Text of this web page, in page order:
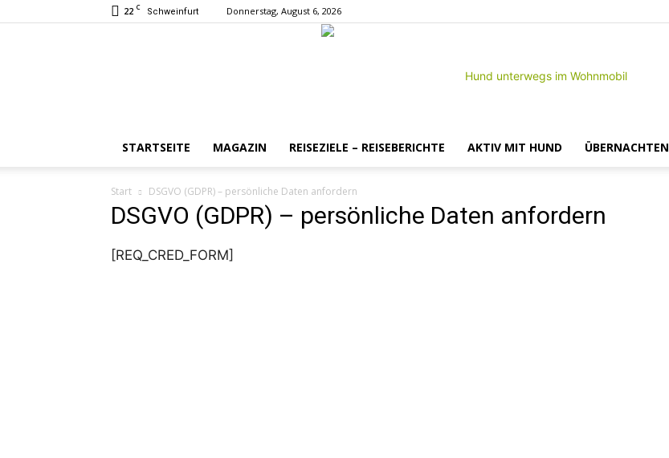
22 C Schweinfurt Donnerstag, August 6, 2026
STARTSEITE MAGAZIN REISEZIELE – REISEBERICHTE AKTIV MIT HUND ÜBERNACHTEN
Start DSGVO (GDPR) – persönliche Daten anfordern
DSGVO (GDPR) – persönliche Daten anfordern
[REQ_CRED_FORM]